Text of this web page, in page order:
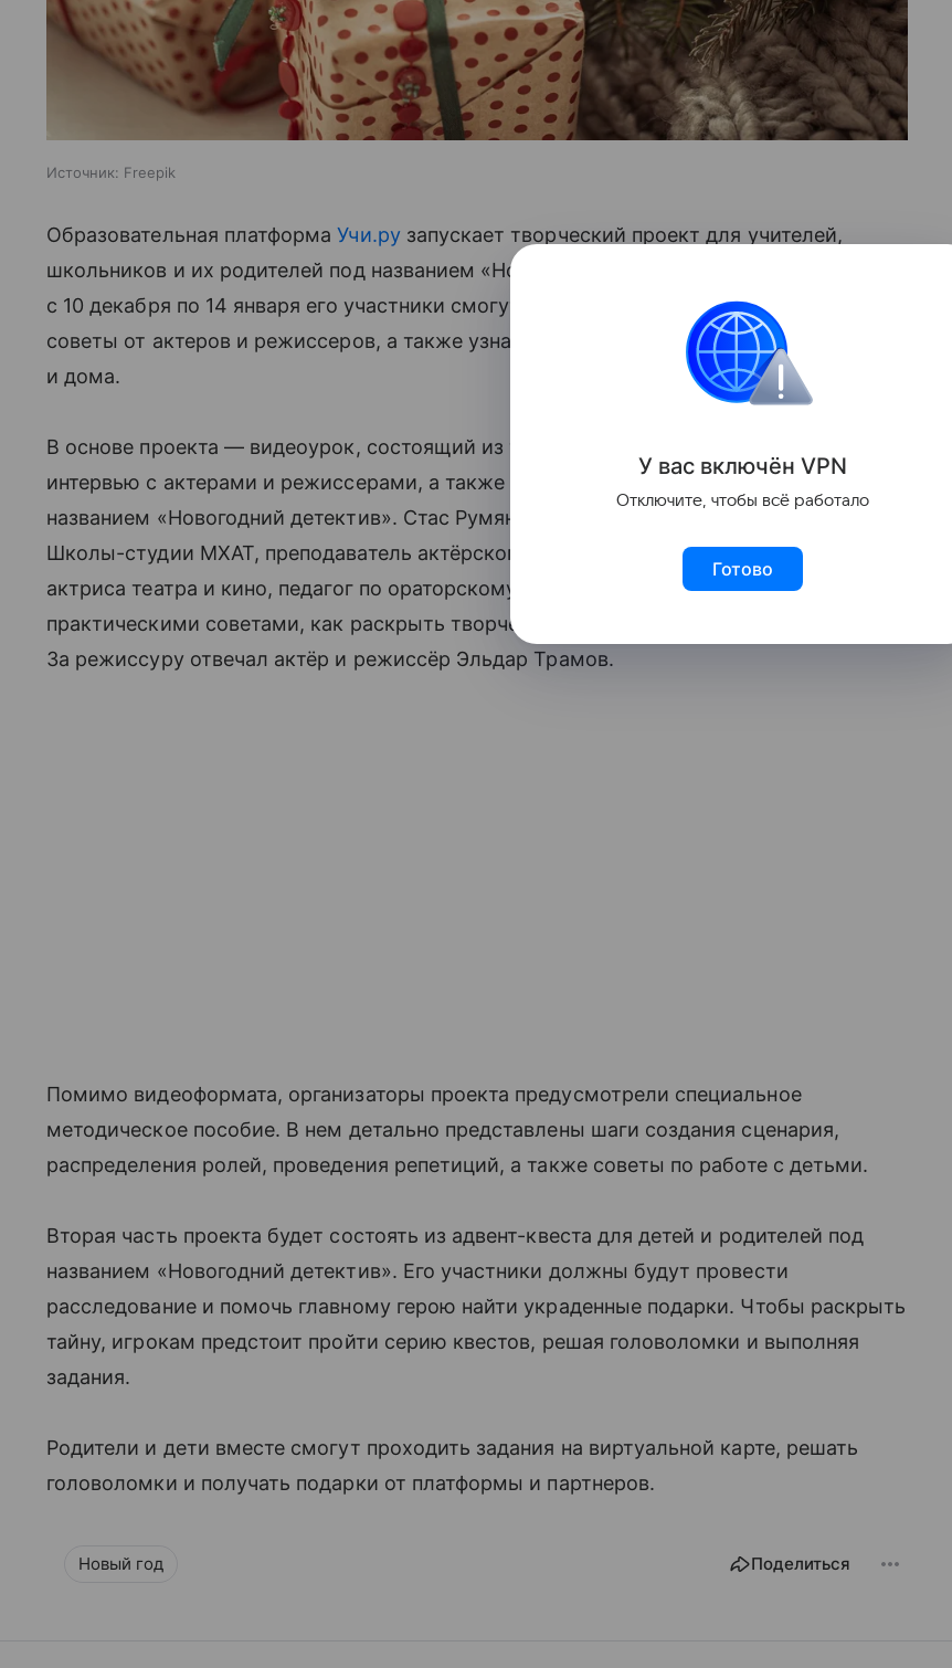
Источник: Freepik
Образовательная платформаУчи.рузапускает творческий проект для учителей,
школьников и их родителей под названием «Новогодняя мастерская». В период
с 10 декабря по 14 января его участники смогут погрузиться в мир театра, получить
советы от актеров и режиссеров, а также узнать, как организовать спектакль в школе
и дома.
В основе проекта — видеоурок, состоящий из трех частей: разбор материала,
интервью с актерами и режиссерами, а также создание спектакля-сценки под
названием «Новогодний детектив». Стас Румянцев, актёр кино и театра, выпускник
Школы-студии МХАТ, преподаватель актёрского мастерства, и Лариса Баранова,
актриса театра и кино, педагог по ораторскому и актерскому мастерству, поделились
практическими советами, как раскрыть творческие способности ребенка.
За режиссуру отвечал актёр и режиссёр Эльдар Трамов.
Помимо видеоформата, организаторы проекта предусмотрели специальное
методическое пособие. В нем детально представлены шаги создания сценария,
распределения ролей, проведения репетиций, а также советы по работе с детьми.
Вторая часть проекта будет состоять из адвент-квеста для детей и родителей под
названием «Новогодний детектив». Его участники должны будут провести
расследование и помочь главному герою найти украденные подарки. Чтобы раскрыть
тайну, игрокам предстоит пройти серию квестов, решая головоломки и выполняя
задания.
Родители и дети вместе смогут проходить задания на виртуальной карте, решать
головоломки и получать подарки от платформы и партнеров.
Новый год Поделиться
У вас включён VPN
Отключите, чтобы всё работало
Готово